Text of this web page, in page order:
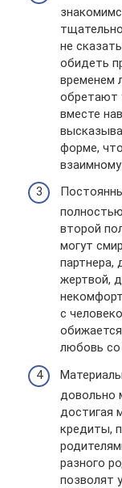
не
обидеть
временем
обретают
вместе
форме,
второй
могут
партнера,
жертвой,
с
любовь со
довольно
достигая
кредиты,
разного
позволят